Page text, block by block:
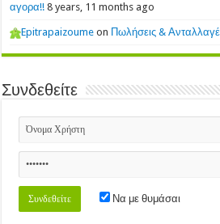
αγορα!! 8 years, 11 months ago
Epitrapaizoume on Πωλήσεις &
Συνδεθείτε
Να με θυμάσαι